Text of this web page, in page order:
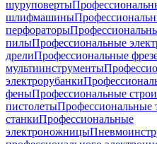
шуруповерты
шлифмашины
перфораторы
пилыПрофессиональные
дрелиПрофессиональные
мультиинструменты
электрорубанки
феныПрофессиональные
пистолетыПрофессиональные
станкиПрофессиональные
электроножницы